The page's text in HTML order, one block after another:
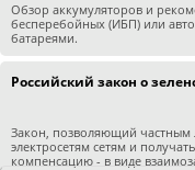
Обзор аккумуляторов и
бесперебойных (ИБП) или
батареями.
Российский закон о
Закон, позволяющий частным
электросетям сетям и
компенсацию - в виде